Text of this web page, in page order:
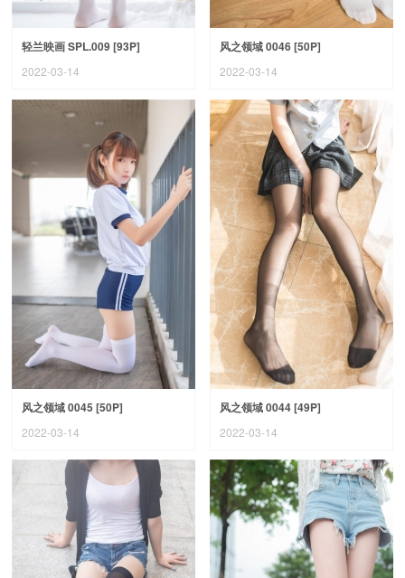
轻兰映画 SPL.009 [93P]
2022-03-14
风之领域 0046 [50P]
2022-03-14
风之领域 0045 [50P]
2022-03-14
风之领域 0044 [49P]
2022-03-14